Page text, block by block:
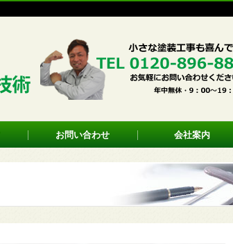
お問い合わせ 会社案内